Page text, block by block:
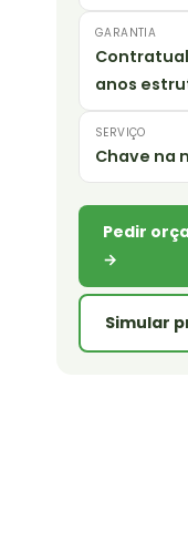
GARANTIA
anos
SERVIÇO
Chave na
Pedir
→
Simular